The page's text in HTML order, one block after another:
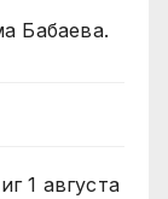
Бабаева.
1 августа